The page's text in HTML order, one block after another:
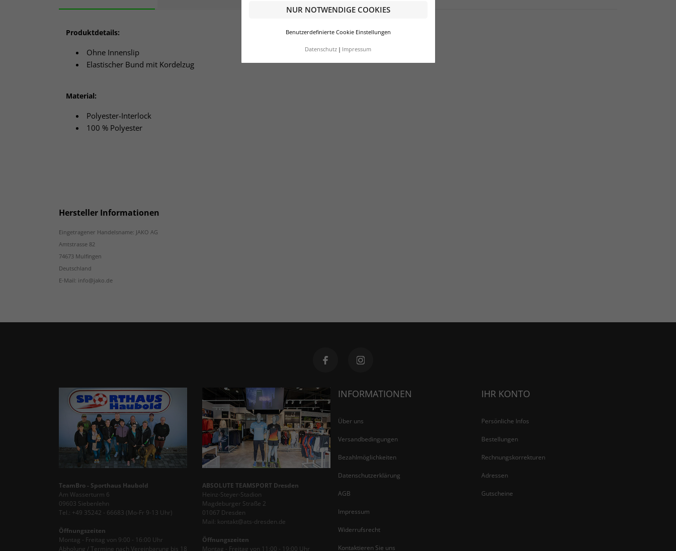
NUR NOTWENDIGE COOKIES
Benutzerdefinierte Cookie Einstellungen
Datenschutz Impressum
Produktdetails:
Ohne Innenslip
Elastischer Bund mit Kordelzug
Material:
Polyester-Interlock
100 % Polyester
Hersteller Informationen
Eingetragener Handelsname: JAKO AG
Amtstrasse 82
74673 Mulfingen
Deutschland
E-Mail: info@jako.de
TeamBro - Sporthaus Haubold
Am Wasserturm 6
09603 Siebenlehn
Tel.: +49 35242 - 66683 (Mo-Fr 9-13 Uhr)
Öffnungszeiten
Montag - Freitag von 9:00 - 16:00 Uhr
Abholung / Termine nach Vereinbarung bis 18
ABSOLUTE TEAMSPORT Dresden
Heinz-Steyer-Stadion
Magdeburger Straße 2
01067 Dresden
Mail: kontakt@ats-dresden.de
Öffnungszeiten
Montag - Freitag von 11:00 - 19:00 Uhr
INFORMATIONEN
Über uns
Versandbedingungen
Bezahlmöglichkeiten
Datenschutzerklärung
AGB
Impressum
Widerrufsrecht
Kontaktieren Sie uns
IHR KONTO
Persönliche Infos
Bestellungen
Rechnungskorrekturen
Adressen
Gutscheine